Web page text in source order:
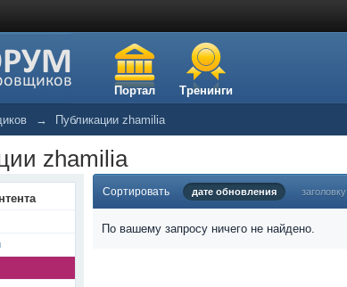
Портал Тренинги
→ Публикации zhamilia
zhamilia
Сортировать дате обновления заголовку
По вашему запросу ничего не найдено.